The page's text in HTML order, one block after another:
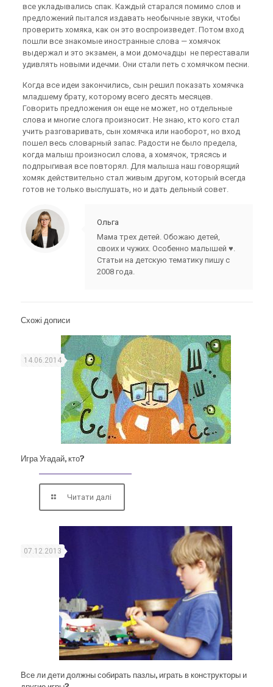
все укладывались спак. Каждый старался помимо слов и
предложений пытался издавать необычные звуки, чтобы
проверить хомяка, как он это воспроизведет. Потом вход
пошли все знакомые иностранные слова — хомячок
выдержал и это экзамен, а мои домочадцы не переставали
удивлять новыми идечми. Они стали петь с хомячком песни.
Когда все идеи закончились, сын решил показать хомячка
младшему брату, которому всего десять месяцев.
Говорить предложения он еще не может, но отдельные
слова и многие слога произносит. Не знаю, кто кого стал
учить разговаривать, сын хомячка или наоборот, но вход
пошел весь словарный запас. Радости не было предела,
когда малыш произносил слова, а хомячок, трясясь и
подпрыгивая все повторял. Для малыша наш говорящий
хомяк действительно стал живым другом, который всегда
готов не только выслушать, но и дать дельный совет.
Ольга
Мама трех детей. Обожаю детей,
своих и чужих. Особенно малышей ♥.
Статьи на детскую тематику пишу с
2008 года.
Схожі дописи
14.06.2014
Игра Угадай, кто?
Читати далі
07.12.2013
Все ли дети должны собирать пазлы, играть в конструкторы и